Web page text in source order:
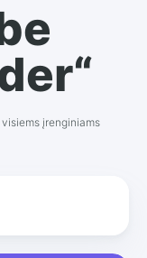
įrenginiams